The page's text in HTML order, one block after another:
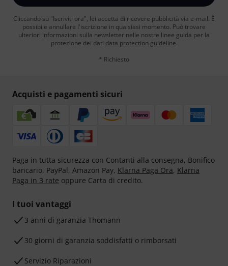
Cliccando su "Iscriviti ora", lei accetta di ricevere pubblicità via e-mail. È
possibile annullare l'iscrizione in qualsiasi momento. Può trovare
ulteriori informazioni sulla newsletter nelle nostre linee guida per la
protezione dei dati data protection guideline.
* Richiesto
Acquisti e pagamenti sicuri
Paga in tutta sicurezza con Contanti alla consegna, Bonifico
bancario, PayPal, Amazon Pay, Klarna Paga Ora, Klarna
Paga in 3 rate oppure Carta di credito.
I tuoi vantaggi
3 anni di garanzia Thomann
30 giorni di garanzia soddisfatti o rimborsati
Servizio Riparazioni